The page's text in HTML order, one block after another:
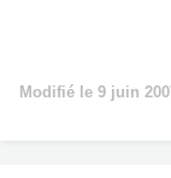
Modifié le 9 juin